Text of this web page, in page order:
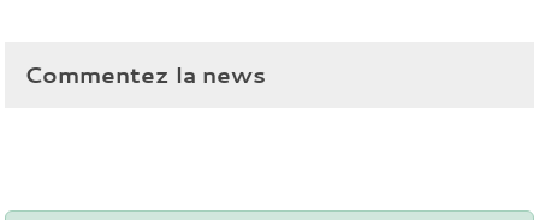
Commentez la news